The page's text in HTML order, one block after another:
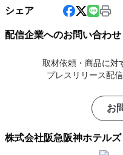
シェア
配信企業へのお問い合わせ
取材依頼・商品に対
プレスリリース配
お
株式会社阪急阪神ホテルズ